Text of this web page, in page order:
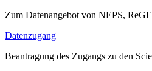
Zum Datenangebot von NEPS,
Datenzugang
Beantragung des Zugangs zu den